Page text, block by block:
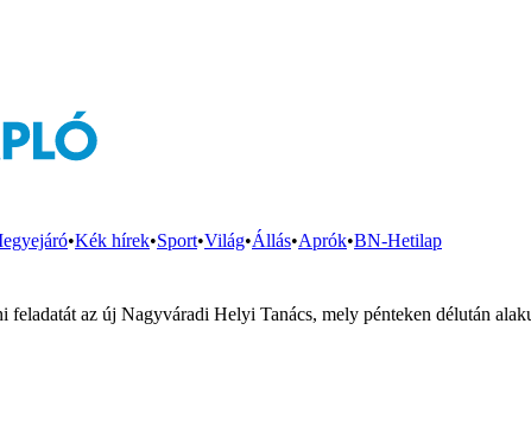
•Kék hírek•Sport•Világ•Állás•Aprók•BN-Hetilap
az új Nagyváradi Helyi Tanács, mely pénteken délután